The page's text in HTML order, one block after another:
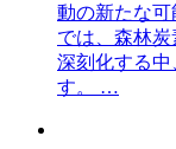
動の新たな
では、森林
深刻化する中
す。 …